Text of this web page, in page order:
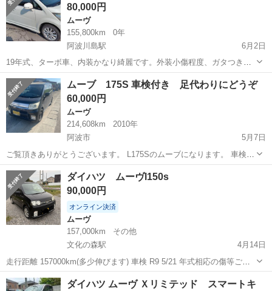
備 スマートアシス...80,000円
ムーヴ
155,800km
0年
阿波川島駅
6月2日
19年式、ターボ車、内装かなり綺麗です。外装小傷程度、ガタつきな
どありません。タイヤ目もまだまだ大丈夫です。車検は10年5月までに
なります。調子良く走ります。エアコンが走ると良く冷えますが、ア
イドリングで止まってると、しばら...
徳島 阿波市 阿波川島駅 ムーヴ 個人
ムーブ 175S 車検付き 足代わりにどうぞ
60,000円
ムーヴ
214,608km
2010年
阿波市
5月7日
ご覧頂きありがとうございます。 L175Sのムーブになります。 車検は
令和9年3月30日まで付いてますので、まだまだ活躍すると思います。
走行距離は約21万キロです。 自分も少し乗りましたが、悪い所はなく
調子も良さそうな感じ...
徳島 阿波市 ムーヴ
ダイハツ ムーヴl150s
90,000円
オンライン決済
ムーヴ
157,000km
その他
文化の森駅
4月14日
走行距離 157000km(多少伸びます) 車検 R9 5/21 年式相応の傷等ござ
います ヘッドライト(ハイ、ロー、フォグ、ポジション)LEDに交換し
てあります タイベルは12.8万kmぐらいの時に交換してます。(ステッ
徳島 徳島市 文化の森駅 ムーヴ エレメント
ダイハツ ムーヴ Ｘリミテッド スマートキ